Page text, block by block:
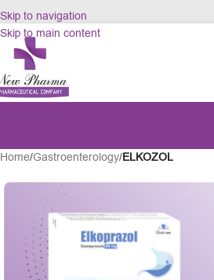
Skip to navigation
Skip to main content
Home/Gastroenterology/ELKOZOL